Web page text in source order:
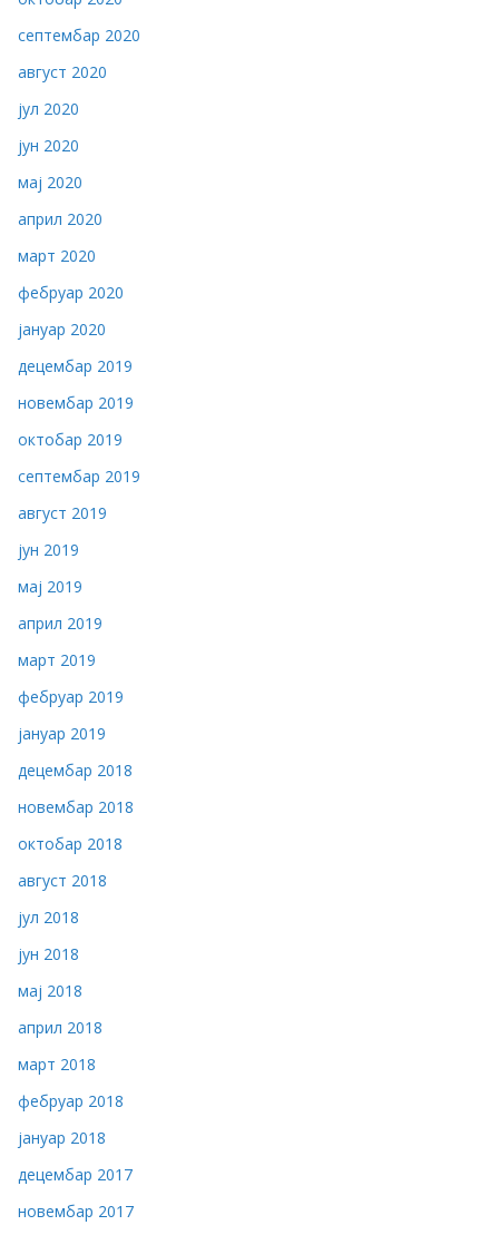
септембар 2020
август 2020
јул 2020
јун 2020
мај 2020
април 2020
март 2020
фебруар 2020
јануар 2020
децембар 2019
новембар 2019
октобар 2019
септембар 2019
август 2019
јун 2019
мај 2019
април 2019
март 2019
фебруар 2019
јануар 2019
децембар 2018
новембар 2018
октобар 2018
август 2018
јул 2018
јун 2018
мај 2018
април 2018
март 2018
фебруар 2018
јануар 2018
децембар 2017
новембар 2017